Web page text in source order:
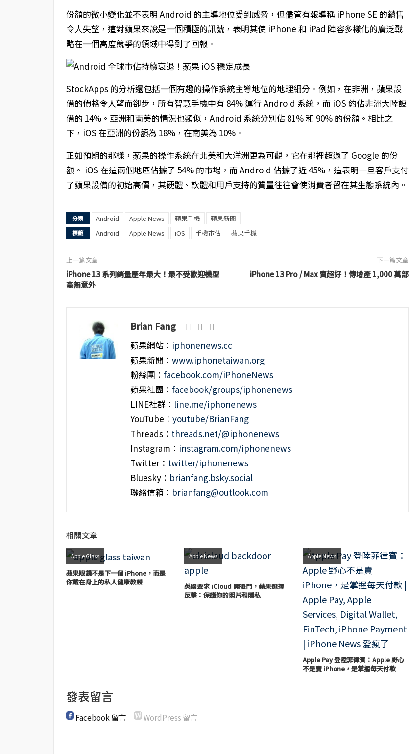
份額的微小變化並不表明 Android 的主導地位受到威脅，但儘管有報導稱 iPhone SE 的銷售
令人失望，這對蘋果來說是一個積極的訊號，表明其使 iPhone 和 iPad 陣容多樣化的廣泛戰
略在一個高度競爭的領域中得到了回報。
StockApps 的分析還包括一個有趣的操作系統主導地位的地理細分。例如，在非洲，蘋果設
備的價格令人望而卻步，所有智慧手機中有 84% 運行 Android 系統，而 iOS 約佔非洲大陸設
備的 14%。亞洲和南美的情況也類似，Android 系統分別佔 81% 和 90% 的份額。相比之
下，iOS 在亞洲的份額為 18%，在南美為 10%。
正如預期的那樣，蘋果的操作系統在北美和大洋洲更為可觀，它在那裡超過了 Google 的份
額。 iOS 在這兩個地區佔據了 54% 的市場，而 Android 佔據了近 45%，這表明一旦客戶支付
了蘋果設備的初始高價，其硬體、軟體和用戶支持的質量往往會使消費者留在其生態系統內。
分類 Android Apple News 蘋果手機 蘋果新聞
標籤 Android Apple News iOS 手機市佔 蘋果手機
上一篇文章
iPhone 13 系列銷量歷年最大！最不受歡迎機型
毫無意外
下一篇文章
iPhone 13 Pro / Max 賣超好！傳增產 1,000 萬部
Brian Fang
蘋果網站： iphonenews.cc
蘋果新聞： www.iphonetaiwan.org
粉絲團： facebook.com/iPhoneNews
蘋果社團： facebook/groups/iphonenews
LINE社群： line.me/iphonenews
YouTube： youtube/BrianFang
Threads： threads.net/@iphonenews
Instagram： instagram.com/iphonenews
Twitter： twitter/iphonenews
Bluesky： brianfang.bsky.social
聯絡信箱： brianfang@outlook.com
相關文章
Apple Glass
蘋果眼鏡不是下一個 iPhone，而是
你戴在身上的私人健康教練
Apple News
英國要求 iCloud 開後門，蘋果選擇
反擊：保護你的照片和隱私
Apple News
Apple Pay 登陸菲律賓：Apple 野心
不是賣 iPhone，是掌握每天付款
發表留言
Facebook 留言 WordPress 留言